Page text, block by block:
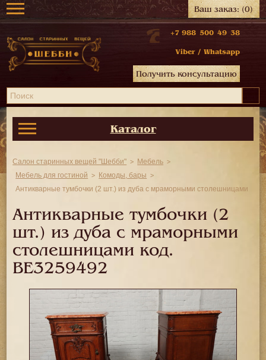
Ваш заказ:(0)
+7 988 500 49 38
Viber / Whatsapp
Получить консультацию
Каталог
Салон старинных вещей "Шебби"
Мебель
Мебель для гостиной
Комоды, бары
Антикварные тумбочки (2 шт.) из дуба с мраморными столешницами
Антикварные тумбочки (2
шт.) из дуба с мраморными
столешницами код.
BE3259492